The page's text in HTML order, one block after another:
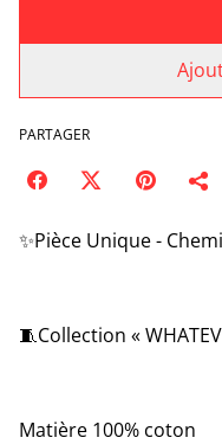
PARTAGER
✨Pièce Unique -
🧵Collection «
Matière 100% coton